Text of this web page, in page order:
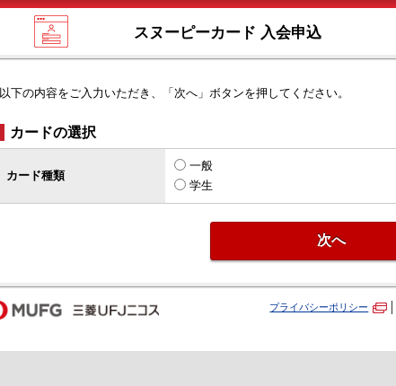
スヌーピーカード 入会申込
以下の内容をご入力いただき、「次へ」ボタンを押してください。
カードの選択
カード種類
一般
学生
プライバシーポリシー